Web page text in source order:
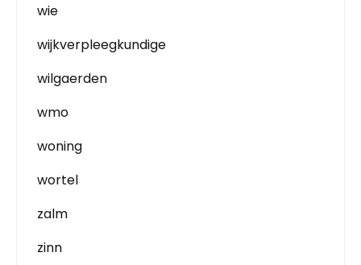
wie
wijkverpleegkundige
wilgaerden
wmo
woning
wortel
zalm
zinn